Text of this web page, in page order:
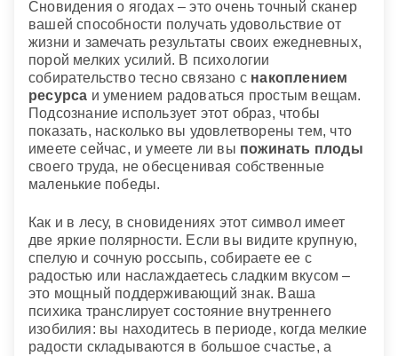
Сновидения о ягодах – это очень точный сканер
вашей способности получать удовольствие от
жизни и замечать результаты своих ежедневных,
порой мелких усилий. В психологии
собирательство тесно связано с накоплением
ресурса и умением радоваться простым вещам.
Подсознание использует этот образ, чтобы
показать, насколько вы удовлетворены тем, что
имеете сейчас, и умеете ли вы пожинать плоды
своего труда, не обесценивая собственные
маленькие победы.
Как и в лесу, в сновидениях этот символ имеет
две яркие полярности. Если вы видите крупную,
спелую и сочную россыпь, собираете ее с
радостью или наслаждаетесь сладким вкусом –
это мощный поддерживающий знак. Ваша
психика транслирует состояние внутреннего
изобилия: вы находитесь в периоде, когда мелкие
радости складываются в большое счастье, а